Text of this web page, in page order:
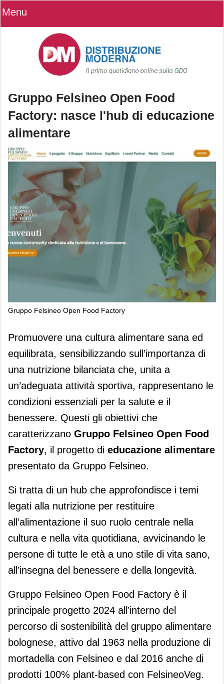
Menu
Gruppo Felsineo Open Food
Factory: nasce l'hub di educazione
alimentare
Gruppo Felsineo Open Food Factory
Gruppo Felsineo Open Food Factory:
nasce l'hub di educazione alimentare
Promuovere una cultura alimentare sana ed
equilibrata, sensibilizzando sull’importanza di
una nutrizione bilanciata che, unita a
un’adeguata attività sportiva, rappresentano le
condizioni essenziali per la salute e il
benessere. Questi gli obiettivi che
caratterizzano Gruppo Felsineo Open Food
Factory, il progetto di educazione alimentare
presentato da Gruppo Felsineo.
Si tratta di un hub che approfondisce i temi
legati alla nutrizione per restituire
all’alimentazione il suo ruolo centrale nella
cultura e nella vita quotidiana, avvicinando le
persone di tutte le età a uno stile di vita sano,
all’insegna del benessere e della longevità.
Gruppo Felsineo Open Food Factory è il
principale progetto 2024 all’interno del
percorso di sostenibilità del gruppo alimentare
bolognese, attivo dal 1963 nella produzione di
mortadella con Felsineo e dal 2016 anche di
prodotti 100% plant-based con FelsineoVeg.